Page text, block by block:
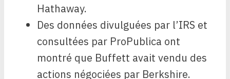
Hathaway.
Des données divulguées par l’IRS et
consultées par ProPublica ont
montré que Buffett avait vendu des
actions négociées par Berkshire.